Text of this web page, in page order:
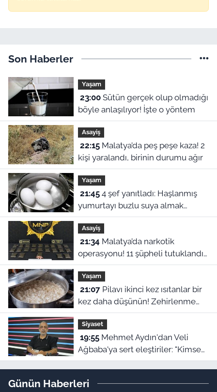
Son Haberler
Yaşam
23:00Sütün gerçek olup olmadığı
böyle anlaşılıyor! İşte o yöntem
Asayiş
22:15Malatya’da peş peşe kaza! 2
kişi yaralandı, birinin durumu ağır
Yaşam
21:454 şef yanıtladı: Haşlanmış
yumurtayı buzlu suya almak
neden şart?
Asayiş
21:34
operasyonu! 11 şüpheli tutuklandı,
uyuşturucu stoku ele geçirildi
Yaşam
21:07Pilavı ikinci kez ısıtanlar bir
kez daha düşünün! Zehirlenme
riski var
Siyaset
19:55Mehmet Aydın'dan Veli
Ağbaba'ya sert eleştiriler: "Kimse
hukukun üzerinde değil"
Günün Haberleri